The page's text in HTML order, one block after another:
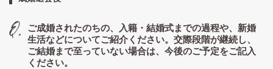
ご成婚されたのちの、入籍・結婚式までの過程や、新婚
生活などについてご紹介ください。交際段階が継続し、
ご結婚まで至っていない場合は、今後のご予定をご記入
ください。